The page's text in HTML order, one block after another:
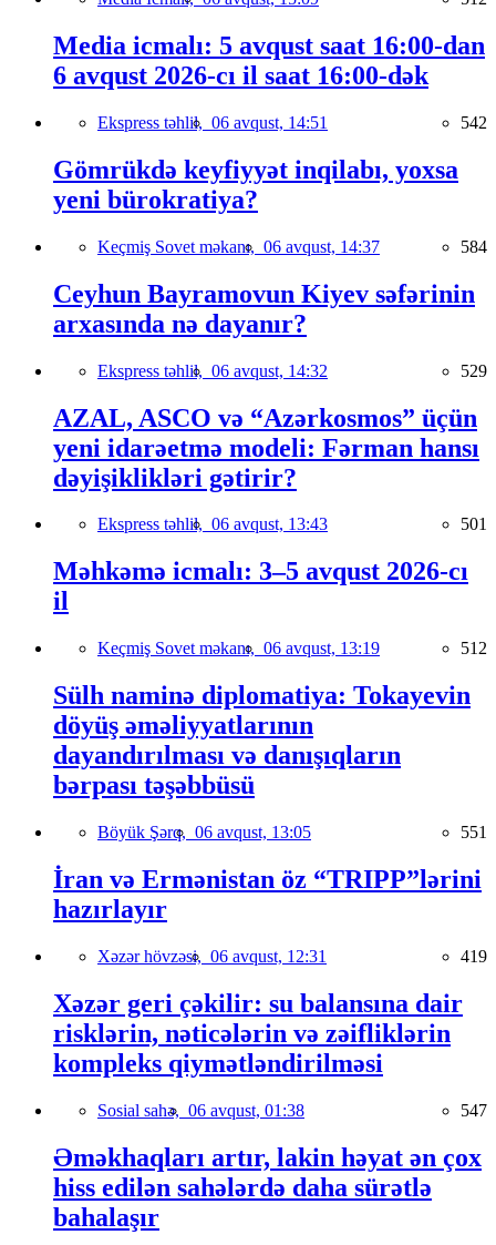
Media icmalı: 5 avqust saat 16:00-dan
6 avqust 2026-cı il saat 16:00-dək
Ekspress təhlil, 06 avqust, 14:51 542
Gömrükdə keyfiyyət inqilabı, yoxsa
yeni bürokratiya?
Keçmiş Sovet məkanı, 06 avqust, 14:37 584
Ceyhun Bayramovun Kiyev səfərinin
arxasında nə dayanır?
Ekspress təhlil, 06 avqust, 14:32 529
AZAL, ASCO və “Azərkosmos” üçün
yeni idarəetmə modeli: Fərman hansı
dəyişiklikləri gətirir?
Ekspress təhlil, 06 avqust, 13:43 501
Məhkəmə icmalı: 3–5 avqust 2026-cı
il
Keçmiş Sovet məkanı, 06 avqust, 13:19 512
Sülh naminə diplomatiya: Tokayevin
döyüş əməliyyatlarının
dayandırılması və danışıqların
bərpası təşəbbüsü
Böyük Şərq, 06 avqust, 13:05 551
İran və Ermənistan öz “TRIPP”lərini
hazırlayır
Xəzər hövzəsi, 06 avqust, 12:31 419
Xəzər geri çəkilir: su balansına dair
risklərin, nəticələrin və zəifliklərin
kompleks qiymətləndirilməsi
Sosial sahə, 06 avqust, 01:38 547
Əməkhaqları artır, lakin həyat ən çox
hiss edilən sahələrdə daha sürətlə
bahalaşır